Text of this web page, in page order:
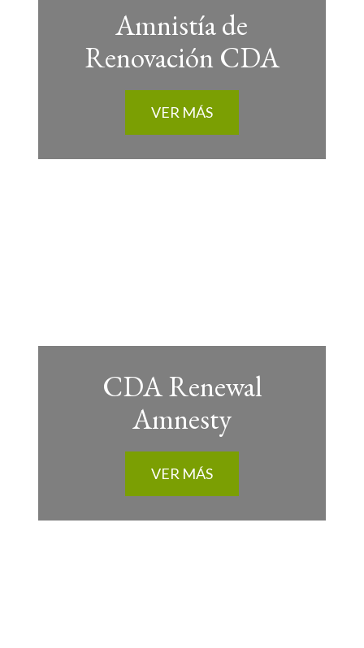
Amnistía de
Renovación CDA
VER MÁS
CDA Renewal
Amnesty
VER MÁS